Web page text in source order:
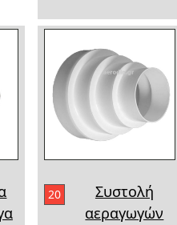
20
Συστολή
αεραγωγών